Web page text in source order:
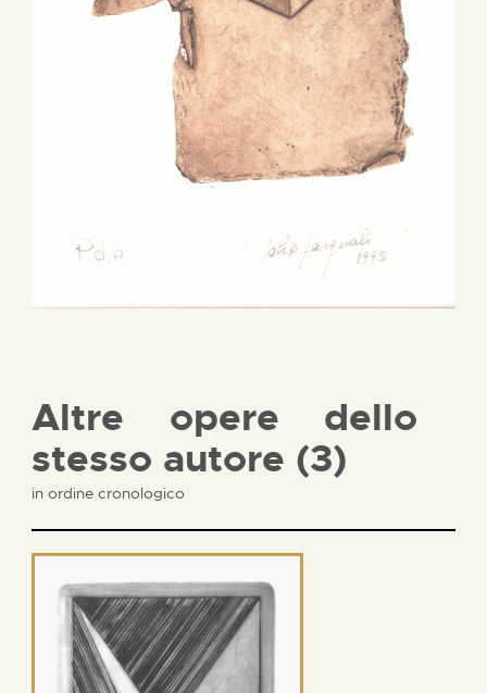
Altre opere dello
stesso autore (3)
in ordine cronologico